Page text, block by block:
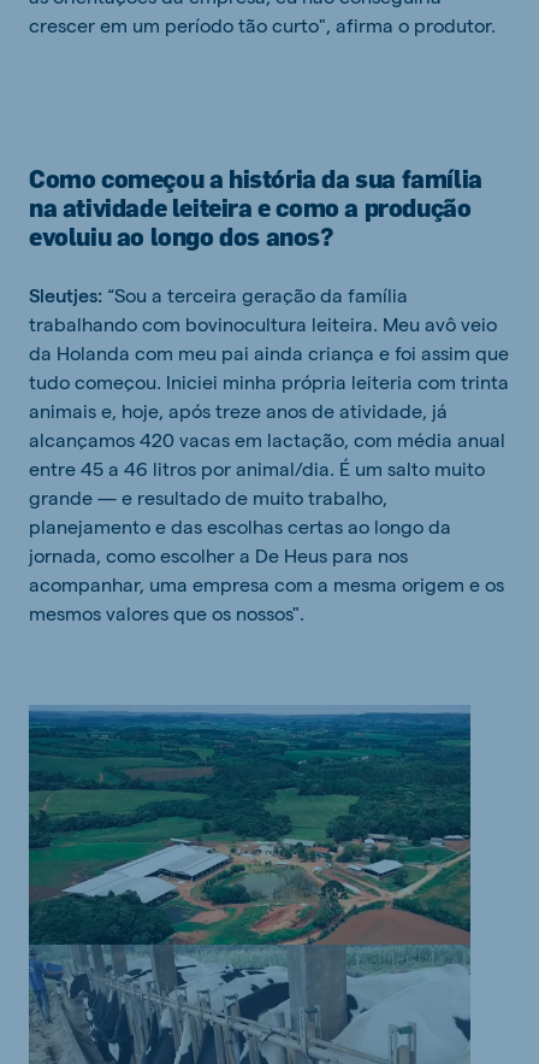
crescer em um período tão curto", afirma o produtor.
Como começou a história da sua família
na atividade leiteira e como a produção
evoluiu ao longo dos anos?
Sleutjes: “Sou a terceira geração da família
trabalhando com bovinocultura leiteira. Meu avô veio
da Holanda com meu pai ainda criança e foi assim que
tudo começou. Iniciei minha própria leiteria com trinta
animais e, hoje, após treze anos de atividade, já
alcançamos 420 vacas em lactação, com média anual
entre 45 a 46 litros por animal/dia. É um salto muito
grande — e resultado de muito trabalho,
planejamento e das escolhas certas ao longo da
jornada, como escolher a De Heus para nos
acompanhar, uma empresa com a mesma origem e os
mesmos valores que os nossos".